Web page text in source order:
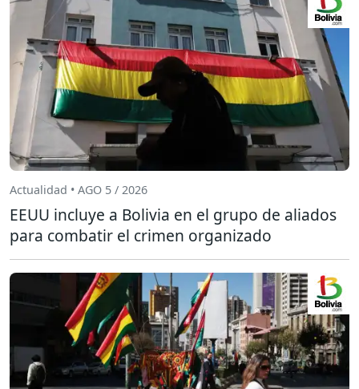
Actualidad • AGO 5 / 2026
EEUU incluye a Bolivia en el grupo de aliados
para combatir el crimen organizado